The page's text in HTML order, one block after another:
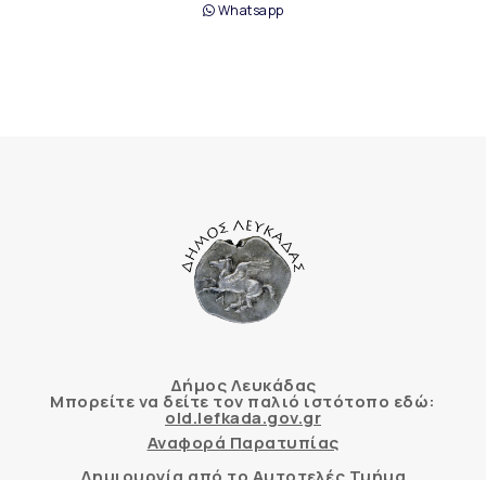
Whatsapp
Δήμος Λευκάδας
Μπορείτε να δείτε τον παλιό ιστότοπο εδώ:
old.lefkada.gov.gr
Αναφορά Παρατυπίας